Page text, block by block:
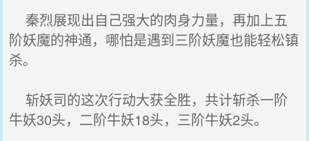
秦烈展现出自己强大的肉身力量，再加上五
阶妖魔的神通，哪怕是遇到三阶妖魔也能轻松镇
杀。
斩妖司的这次行动大获全胜，共计斩杀一阶
牛妖30头，二阶牛妖18头，三阶牛妖2头。